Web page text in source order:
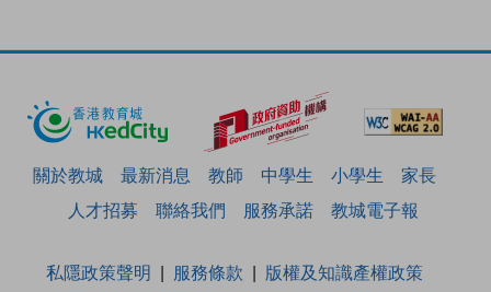
關於教城 最新消息 教師 中學生 小學生
家長
人才招募
聯絡我們 服務承諾 教城電子報
私隱政策聲明 服務條款
版權及知識產權政策